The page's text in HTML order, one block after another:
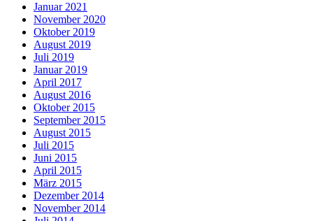
Januar 2021
November 2020
Oktober 2019
August 2019
Juli 2019
Januar 2019
April 2017
August 2016
Oktober 2015
September 2015
August 2015
Juli 2015
Juni 2015
April 2015
März 2015
Dezember 2014
November 2014